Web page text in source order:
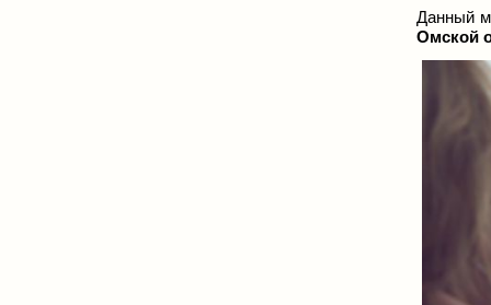
Данный
Омской